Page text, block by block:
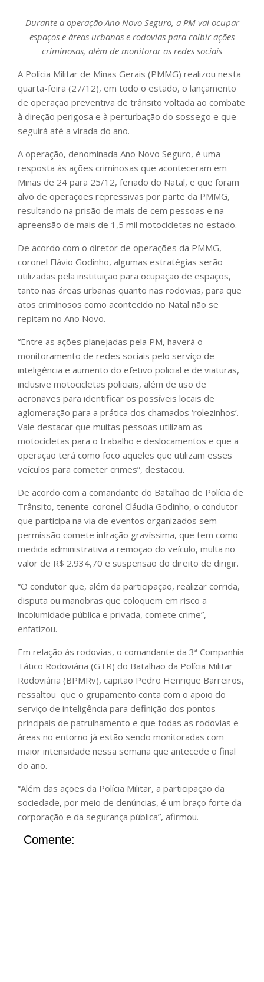
Durante a operação Ano Novo Seguro, a PM vai ocupar
espaços e áreas urbanas e rodovias para coibir ações
criminosas, além de monitorar as redes sociais
A Polícia Militar de Minas Gerais (PMMG) realizou nesta
quarta-feira (27/12), em todo o estado, o lançamento
de operação preventiva de trânsito voltada ao combate
à direção perigosa e à perturbação do sossego e que
seguirá até a virada do ano.
A operação, denominada Ano Novo Seguro, é uma
resposta às ações criminosas que aconteceram em
Minas de 24 para 25/12, feriado do Natal, e que foram
alvo de operações repressivas por parte da PMMG,
resultando na prisão de mais de cem pessoas e na
apreensão de mais de 1,5 mil motocicletas no estado.
De acordo com o diretor de operações da PMMG,
coronel Flávio Godinho, algumas estratégias serão
utilizadas pela instituição para ocupação de espaços,
tanto nas áreas urbanas quanto nas rodovias, para que
atos criminosos como acontecido no Natal não se
repitam no Ano Novo.
“Entre as ações planejadas pela PM, haverá o
monitoramento de redes sociais pelo serviço de
inteligência e aumento do efetivo policial e de viaturas,
inclusive motocicletas policiais, além de uso de
aeronaves para identificar os possíveis locais de
aglomeração para a prática dos chamados ‘rolezinhos’.
Vale destacar que muitas pessoas utilizam as
motocicletas para o trabalho e deslocamentos e que a
operação terá como foco aqueles que utilizam esses
veículos para cometer crimes”, destacou.
De acordo com a comandante do Batalhão de Polícia de
Trânsito, tenente-coronel Cláudia Godinho, o condutor
que participa na via de eventos organizados sem
permissão comete infração gravíssima, que tem como
medida administrativa a remoção do veículo, multa no
valor de R$ 2.934,70 e suspensão do direito de dirigir.
“O condutor que, além da participação, realizar corrida,
disputa ou manobras que coloquem em risco a
incolumidade pública e privada, comete crime”,
enfatizou.
Em relação às rodovias, o comandante da 3ª Companhia
Tático Rodoviária (GTR) do Batalhão da Polícia Militar
Rodoviária (BPMRv), capitão Pedro Henrique Barreiros,
ressaltou que o grupamento conta com o apoio do
serviço de inteligência para definição dos pontos
principais de patrulhamento e que todas as rodovias e
áreas no entorno já estão sendo monitoradas com
maior intensidade nessa semana que antecede o final
do ano.
“Além das ações da Polícia Militar, a participação da
sociedade, por meio de denúncias, é um braço forte da
corporação e da segurança pública”, afirmou.
Comente: